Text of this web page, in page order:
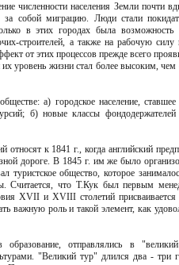
численности населения Земли почти
за собой миграцию. Люди стали
в этих городах была возможность
строителей, а также на рабочую
от этих процессов прежде всего
уровень жизни стал более высоким,
а) городское население,
б) новые классы
к 1841 г., когда английский
дороге. В 1845 г. им же было
туристское общество, которое
Считается, что Т.Кук был первым
XVII и XVIII столетий присваивается
важную роль и такой элемент, как
образование, отправлялись в
"Великий тур" длился два - три